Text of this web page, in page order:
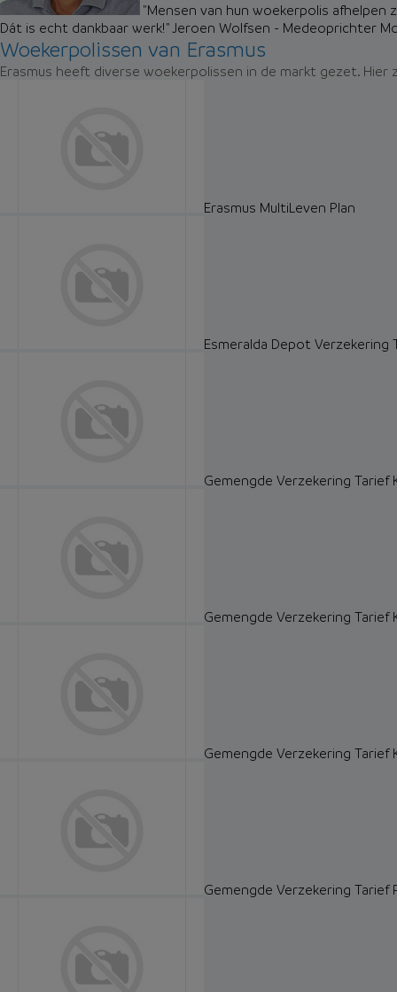
"Mensen van hun woekerpolis
Dát is echt dankbaar werk!"Jeroen Wolfsen - Medeoprichter
Woekerpolissen van Erasmus
Erasmus heeft diverse woekerpolissen in de markt gezet.
Erasmus MultiLeven Plan
Esmeralda Depot Verzekering
Gemengde Verzekering Tarief
Gemengde Verzekering Tarief
Gemengde Verzekering Tarief
Gemengde Verzekering Tarief